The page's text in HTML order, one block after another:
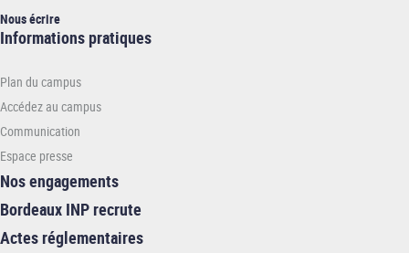
Nous écrire
Informations
INP
Informations pratiques
Plan du campus
Accédez au campus
Communication
Espace presse
Nos engagements
Bordeaux INP recrute
Actes réglementaires